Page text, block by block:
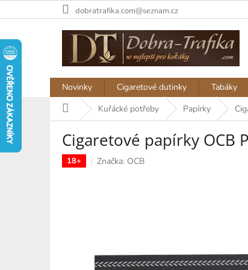
na
dobratrafika.com@seznam.cz
Novinky Cigaretové dutinky Tabáky
Domů Kuřácké potřeby Papírky
Cigaretové papírky OCB
18+ Značka: OCB